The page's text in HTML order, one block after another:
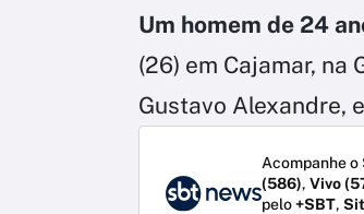
Um homem de 24
(26) em Cajamar, na
Gustavo Alexandre,
Acompanhe o
(586), Vivo
pelo+SBT,